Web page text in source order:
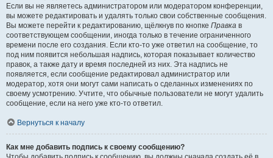
Если вы не являетесь администратором или модератором конференции,
вы можете редактировать и удалять только свои собственные сообщения.
Вы можете перейти к редактированию, щёлкнув по кнопке Правка в
соответствующем сообщении, иногда только в течение ограниченного
времени после его создания. Если кто-то уже ответил на сообщение, то
под ним появится небольшая надпись, которая показывает количество
правок, а также дату и время последней из них. Эта надпись не
появляется, если сообщение редактировал администратор или
модератор, хотя они могут сами написать о сделанных изменениях по
своему усмотрению. Учтите, что обычные пользователи не могут удалить
сообщение, если на него уже кто-то ответил.
Вернуться к началу
Как мне добавить подпись к своему сообщению?